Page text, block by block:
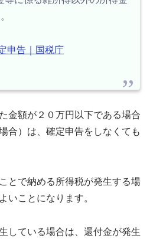
申告｜国税庁
金額が２０万円以下である場合
合）は、確定申告をしなくても
とで納める所得税が発生する場
いことになります。
している場合は、還付金が発生